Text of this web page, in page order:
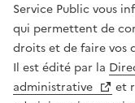
Service Public vous
qui permettent de
droits et de faire vos
Il est édité par la
administrative
et